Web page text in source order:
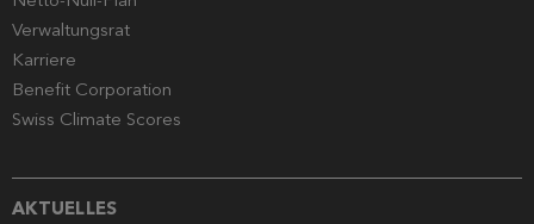
Verwaltungsrat
Karriere
Benefit Corporation
Swiss Climate Scores
AKTUELLES